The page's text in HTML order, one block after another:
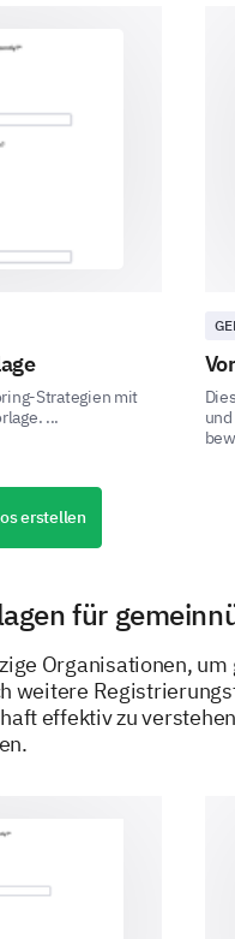
bevorzugen Sie?
Strategien mit
...
erstellen
für
Organisationen, um
weitere
effektiv zu